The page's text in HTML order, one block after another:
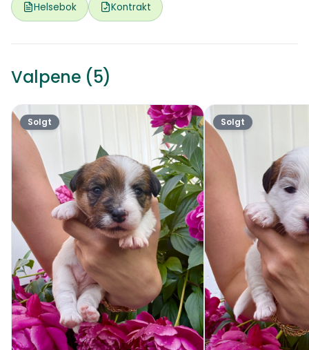
Helsebok Kontrakt
Valpene (5)
Solgt Solgt